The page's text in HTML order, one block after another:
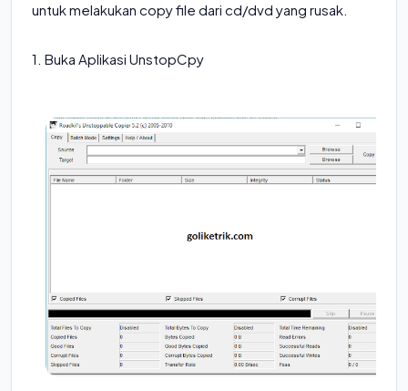
untuk melakukan copy file dari cd/dvd yang rusak.
1. Buka Aplikasi UnstopCpy